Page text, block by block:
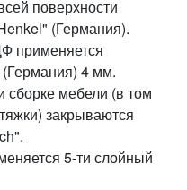
поверхности
(Германия).
применяется
4 мм.
мебели (в том
закрываются
5-ти слойный